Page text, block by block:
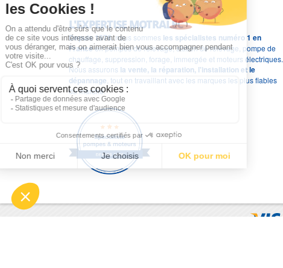
L'EXPERTISE MOTRALEC
Depuis 1976, nous sommes les spécialistes numéro 1 en
Franceen pompes de relevage, station de relevage, pompe de
chauffage, suppression, forage, immergée et moteurs électriques.
Nous assurons la vente, la réparation, l'installation et le
dépannage , tout en travaillant avec les marques les plus fiables
du marché.